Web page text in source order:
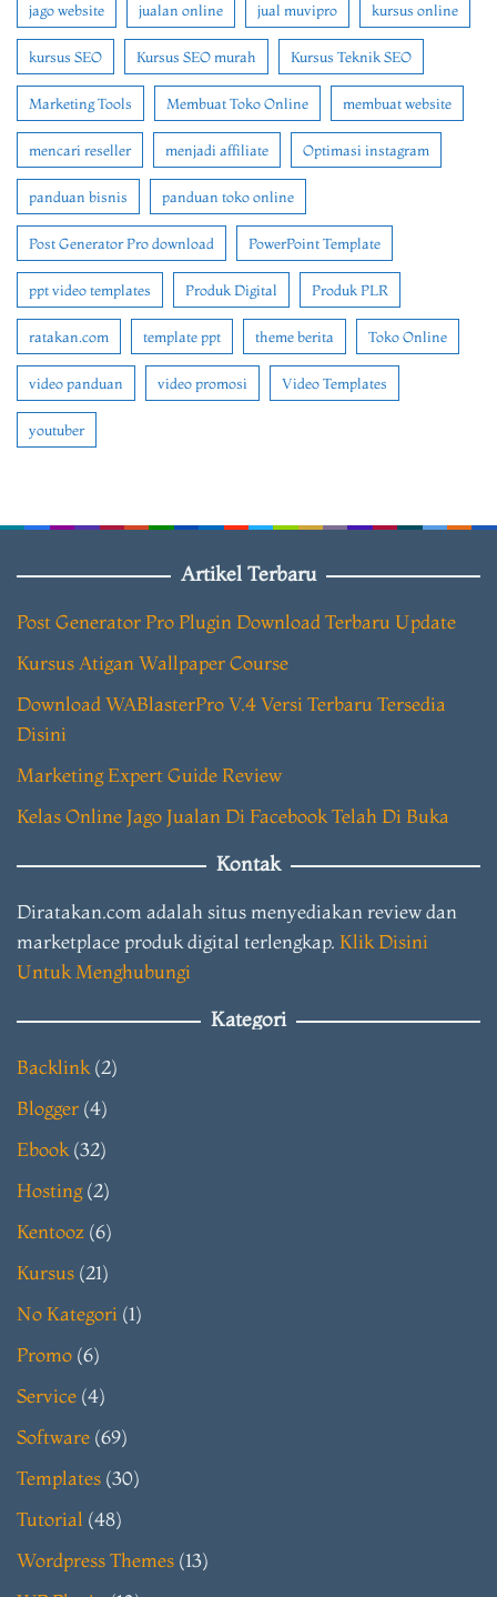
jago website jualan online jual muvipro kursus online
kursus SEO Kursus SEO murah Kursus Teknik SEO
Marketing Tools Membuat Toko Online membuat website
mencari reseller menjadi affiliate Optimasi instagram
panduan bisnis panduan toko online
Post Generator Pro download PowerPoint Template
ppt video templates Produk Digital Produk PLR
ratakan.com template ppt theme berita Toko Online
video panduan video promosi Video Templates
youtuber
Artikel Terbaru
Post Generator Pro Plugin Download Terbaru Update
Kursus Atigan Wallpaper Course
Download WABlasterPro V.4 Versi Terbaru Tersedia
Disini
Marketing Expert Guide Review
Kelas Online Jago Jualan Di Facebook Telah Di Buka
Kontak
Diratakan.com adalah situs menyediakan review dan
marketplace produk digital terlengkap. Klik Disini
Untuk Menghubungi
Kategori
Backlink (2)
Blogger (4)
Ebook (32)
Hosting(2)
Kentooz (6)
Kursus (21)
No Kategori (1)
Promo (6)
Service (4)
Software (69)
Templates (30)
Tutorial (48)
Wordpress Themes (13)